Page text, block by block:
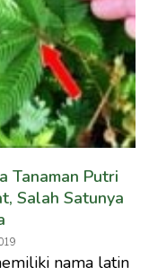
Tanaman Putri
Salah Satunya
nama latin